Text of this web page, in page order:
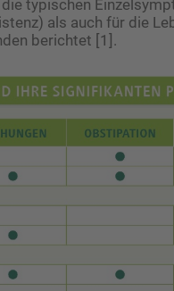
typischen
als auch für die
berichtet [1].